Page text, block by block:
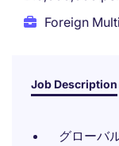
Foreign
Job Description
グローバ